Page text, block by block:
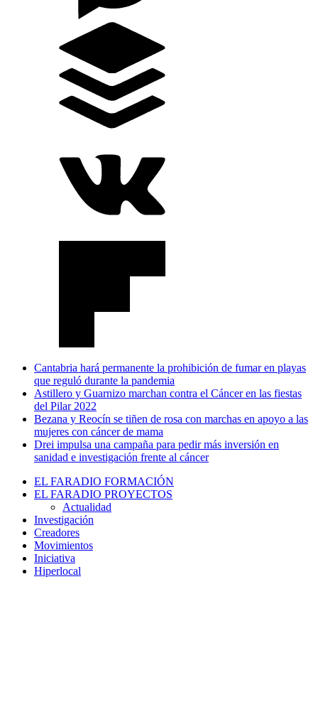
Cantabria hará permanente la prohibición de fumar en playas
que reguló durante la pandemia
Astillero y Guarnizo marchan contra el Cáncer en las fiestas
del Pilar 2022
Bezana y Reocín se tiñen de rosa con marchas en apoyo a las
mujeres con cáncer de mama
Drei impulsa una campaña para pedir más inversión en
sanidad e investigación frente al cáncer
EL FARADIO FORMACIÓN
EL FARADIO PROYECTOS
Actualidad
Investigación
Creadores
Movimientos
Iniciativa
Hiperlocal